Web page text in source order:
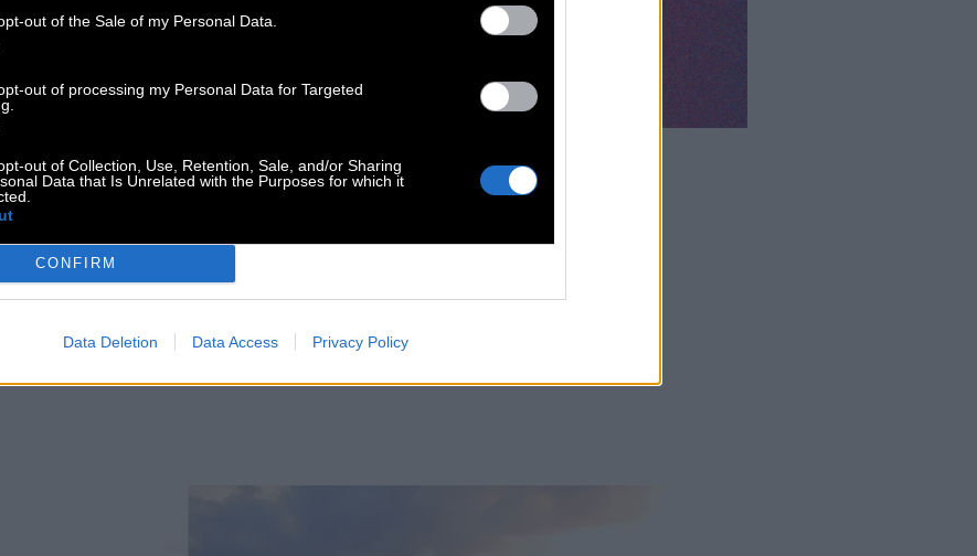
out of the Sale of my Personal Data.
out of processing my Personal Data for Targeted
out of Collection, Use, Retention, Sale, and/or Sharing
Data that Is Unrelated with the Purposes for which it
CONFIRM
Data Deletion Data Access Privacy Policy